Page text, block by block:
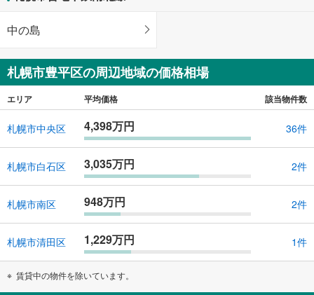
中の島
札幌市豊平区の周辺地域の価格相場
エリア 平均価格 該当物件数
札幌市中央区 4,398万円 36件
札幌市白石区 3,035万円 2件
札幌市南区 948万円 2件
札幌市清田区 1,229万円 1件
賃貸中の物件を除いています。